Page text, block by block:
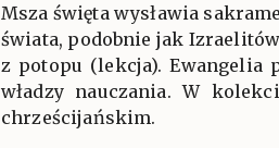
Msza święta wysławia
świata, podobnie jak
z potopu (lekcja). Ewangelia
władzy nauczania. W
chrześcijańskim.